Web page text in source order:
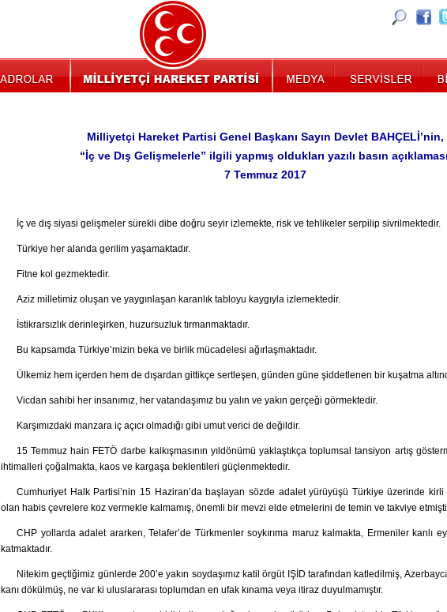
Milliyetçi Hareket Partisi Genel Başkanı Sayın Devlet BAHÇELİ’nin,
“İç ve Dış Gelişmelerle” ilgili yapmış oldukları yazılı basın
7 Temmuz 2017
İç ve dış siyasi gelişmeler sürekli dibe doğru seyir izlemekte, risk ve tehlikeler serpilip sivrilmektedir.
Türkiye her alanda gerilim yaşamaktadır.
Fitne kol gezmektedir.
Aziz milletimiz oluşan ve yaygınlaşan karanlık tabloyu kaygıyla izlemektedir.
İstikrarsızlık derinleşirken, huzursuzluk tırmanmaktadır.
Bu kapsamda Türkiye’mizin beka ve birlik mücadelesi ağırlaşmaktadır.
Ülkemiz hem içerden hem de dışardan gittikçe sertleşen, günden güne şiddetlenen bir kuşatma
Vicdan sahibi her insanımız, her vatandaşımız bu yalın ve yakın gerçeği görmektedir.
Karşımızdaki manzara iç açıcı olmadığı gibi umut verici de değildir.
15 Temmuz hain FETÖ darbe kalkışmasının yıldönümü yaklaştıkça toplumsal tansiyon artış
ihtimalleri çoğalmakta, kaos ve kargaşa beklentileri güçlenmektedir.
Cumhuriyet Halk Partisi’nin 15 Haziran’da başlayan sözde adalet yürüyüşü Türkiye üzerinde
olan habis çevrelere koz vermekle kalmamış, önemli bir mevzi elde etmelerini de temin ve takviye
CHP yollarda adalet ararken, Telafer’de Türkmenler soykırıma maruz kalmakta, Ermeniler kanlı
katmaktadır.
Nitekim geçtiğimiz günlerde 200’e yakın soydaşımız katil örgüt IŞİD tarafından katledilmiş,
kanı dökülmüş, ne var ki uluslararası toplumdan en ufak kınama veya itiraz duyulmamıştır.